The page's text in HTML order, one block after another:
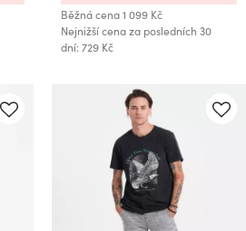
Běžná cena1 099 Kč
Nejnižší cena za posledních 30
dní: 729 Kč